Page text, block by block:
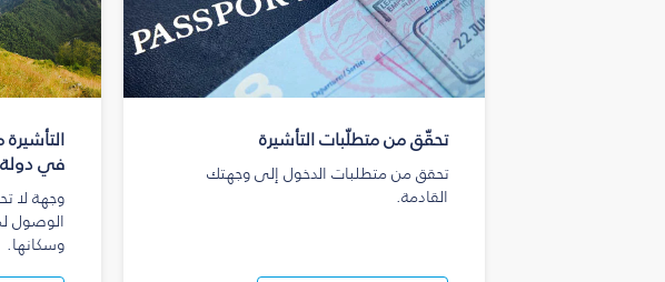
تحقّق من متطلّبات التأشيرة
تحقق من متطلبات الدخول إلى وجهتك
القادمة.
في دولة
وجهة لا
الوصول
وسكانها.